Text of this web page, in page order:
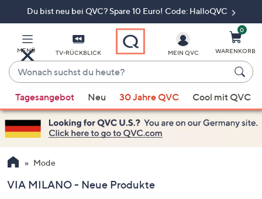
Du bist neu bei QVC? Spare 10 Euro! Code: HalloQVC
MENÜ TV-RÜCKBLICK
Wonach
suchst
du
heute?
Vorschläge
verfügbar
sind,
verwenden
Sie
Pfeiltasten
MEIN QVC
0
WARENKORB
Tagesangebot Neu 30 Jahre QVC Cool mit QVC
Mode
VIA MILANO - Neue Produkte